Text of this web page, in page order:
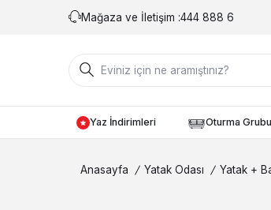
Mağaza ve İletişim :444 888 6
Yaz İndirimleri Oturma Grubu
Anasayfa / Yatak Odası / Yatak +